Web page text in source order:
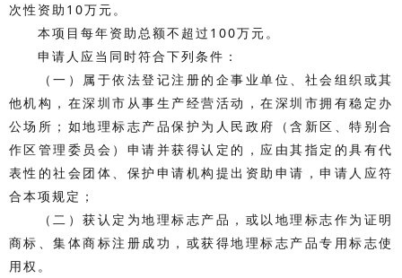
次性资助10万元。
本项目每年资助总额不超过100万元。
申请人应当同时符合下列条件：
（一）属于依法登记注册的企事业单位、社会组织或其
他机构，在深圳市从事生产经营活动，在深圳市拥有稳定办
公场所；如地理标志产品保护为人民政府（含新区、特别合
作区管理委员会）申请并获得认定的，应由其指定的具有代
表性的社会团体、保护申请机构提出资助申请，申请人应符
合本项规定；
（二）获认定为地理标志产品，或以地理标志作为证明
商标、集体商标注册成功，或获得地理标志产品专用标志使
用权。